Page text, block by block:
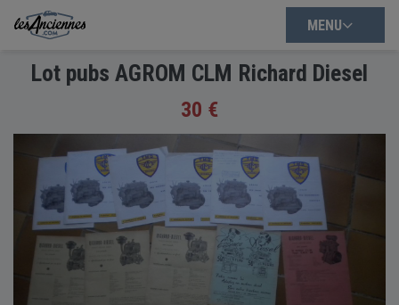
MENU
Lot pubs AGROM CLM Richard Diesel
30 €